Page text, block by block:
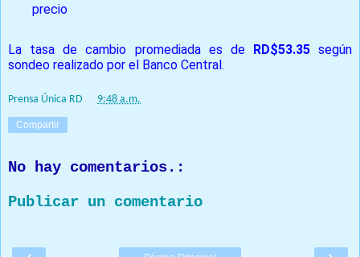
precio
La tasa de cambio promediada es de RD$53.35 según
sondeo realizado por el Banco Central.
Prensa Única RD 9:48 a.m.
Compartir
No hay comentarios.:
Publicar un comentario